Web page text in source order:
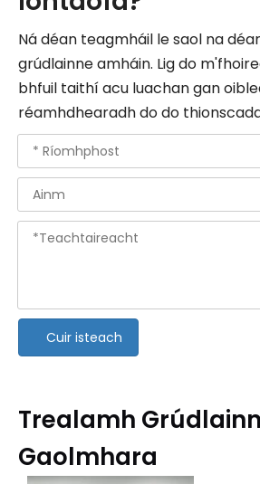
Ná déan teagmháil le saol na
grúdlainne amháin. Lig do
bhfuil taithí acu luachan gan
réamhdhearadh do do
Cuir isteach
Trealamh
Gaolmhara